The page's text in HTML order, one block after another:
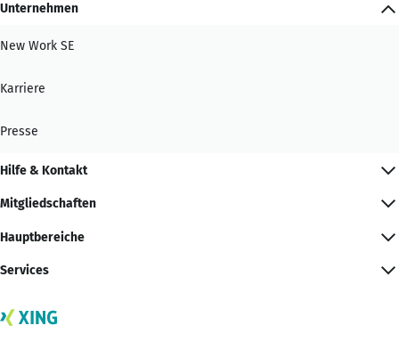
Unternehmen
New Work SE
Karriere
Presse
Hilfe & Kontakt
Mitgliedschaften
Hauptbereiche
Services